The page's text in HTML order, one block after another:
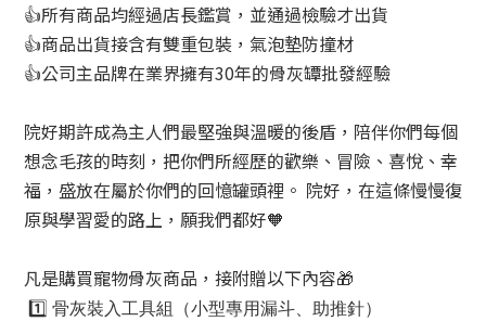
👍所有商品均經過店長鑑賞，並通過檢驗才出貨
👍商品出貨接含有雙重包裝，氣泡墊防撞材
👍公司主品牌在業界擁有30年的骨灰罈批發經驗
院好期許成為主人們最堅強與溫暖的後盾，陪伴你們每個
想念毛孩的時刻，把你們所經歷的歡樂、冒險、喜悅、幸
福，盛放在屬於你們的回憶罐頭裡。 院好，在這條慢慢復
原與學習愛的路上，願我們都好🧡
凡是購買寵物骨灰商品，接附贈以下內容🎁
1️⃣ 骨灰裝入工具組（小型專用漏斗、助推針）